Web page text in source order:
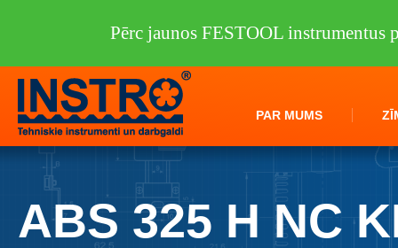
PAR MUMS
ABS 325 H NC
Pērc jaunos FESTOOL instrumentus